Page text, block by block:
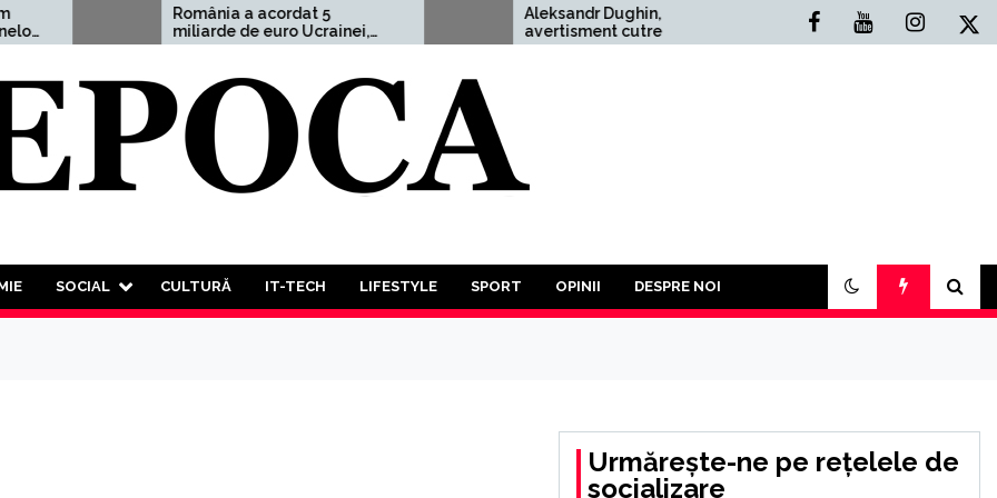
România a acordat 5
miliarde de euro Ucrainei,
adică 1,5% din PIB
Aleksandr Dughin,
avertisment cutremurător:
”Un Al Treilea Război
decât probabil. În acest an
va trebui să participăm la o
luptă a tuturor împotriva
tuturor”
Situația Politică Actuală
România: O Analiză
Comprehensivă
SOCIAL CULTURĂ IT-TECH LIFESTYLE SPORT OPINII DESPRE NOI
Urmărește-ne pe rețelele de
socializare